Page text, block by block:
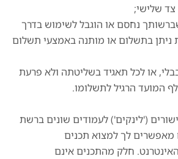
שלישי;
נחסם או הוגבל לשימוש בדרך
ניתן בתשלום או מותנה באמצעי תשלום
או לכל תאגיד בשליטתה ולא פרעת
המועד הרגיל לתשלומו.
('לינקים') לעמודים שונים ברשת
מאפשרים לך למצוא תכנים
חלק מהתכנים אינם